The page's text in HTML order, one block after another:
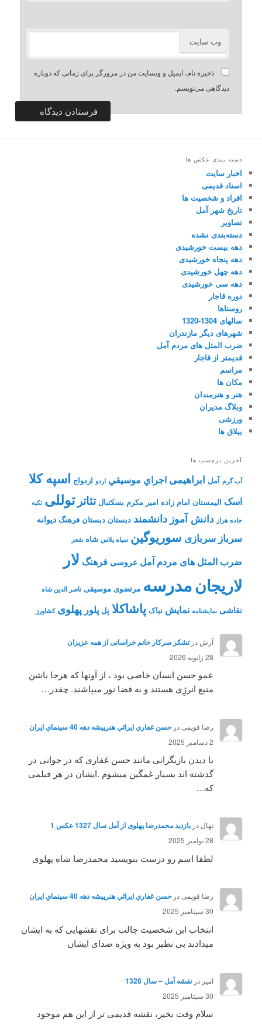
وب‌ سایت
ذخیره نام، ایمیل و وبسایت من در مرورگر برای زمانی که دوباره
دیدگاهی می‌نویسم.
دسته بندی عکس ها
اخبار سایت
اسناد قدیمی
افراد و شخصیت ها
تاریخ شهر آمل
تصاویر
دسته‌بندی نشده
دهه بیست خورشیدی
دهه پنجاه خورشیدی
دهه چهل خورشیدی
دهه سی خورشیدی
دوره قاجار
روستاها
سالهای 1304-1320
شهرهای دیگر مازندران
ضرب المثل های مردم آمل
قدیمتر از قاجار
مراسم
مکان ها
هنر و هنرمندان
وبلاگ مدیران
ورزشی
ییلاق ها
آخرین برچسب ها
آب گرم آمل ابراهیمی اجراي موسيقي اردو ازدواج اسپه کلا
اسک الیمستان امام زاده امیر مکرم بسکتبال تئاتر توللی تکیه
جاده هراز دانش آموز دانشمند دبستان دبستان فرهنگ دیوانه
سرباز سربازی سوریوگین سیاه پلاس شاه شعر
ضرب المثل های مردم آمل عروسی فرهنگ لار
لاریجانمدرسه مرتضوی موسیقی ناصر الدین شاه
نقاشی نمايشنامه نمایش نیاک پاشاکلا پل پلور پهلوی کشاورز
آرش درتشکر سرکار خانم خراسانی از همه عزیزان
28 ژانویه 2026
عمو حسن انسان خاصی بود ، از آونها که هرجا باشن
منبع انرژِی هستند و به فضا نور میپاشند. چقدر…
رضا قویمی در حسن غفاري ايرائي هنرپيشه دهه 40 سينماي ايران
2 دسامبر 2025
با دیدن بازیگرانی مانند حسن غفاری که در جوانی در
گذشته اند بسیار غمگین میشوم .ایشان در هر فیلمی
که…
نهال در بازدید محمدرضا پهلوی از آمل سال 1327 عکس 1
28 نوامبر 2025
لطفا اسم رو درست بنویسید محمدرضا شاه پهلوی
رضا قویمی در حسن غفاري ايرائي هنرپيشه دهه 40 سينماي ايران
30 سپتامبر 2025
انتخاب ابن شخصیت جالب برای نقشهایی که به ایشان
میدادند بی نظیر بود به ویژه صدای ایشان
امیر در نقشه آمل – سال 1328
30 سپتامبر 2025
سلام وقت بخیر، نقشه قدیمی تر از این هم موجود